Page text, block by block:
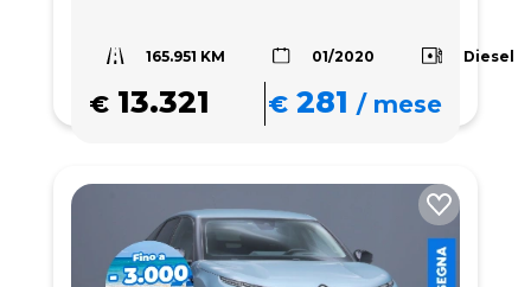
165.951 KM 01/2020 Diesel
€ 13.321 € 281 /mese